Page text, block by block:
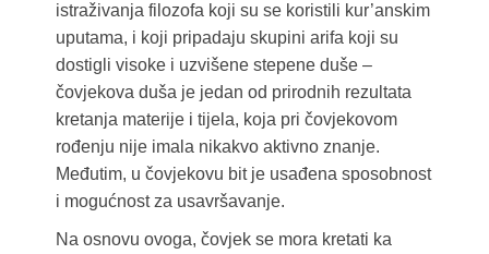
istraživanja filozofa koji su se koristili kur’anskim
uputama, i koji pripadaju skupini arifa koji su
dostigli visoke i uzvišene stepene duše –
čovjekova duša je jedan od prirodnih rezultata
kretanja materije i tijela, koja pri čovjekovom
rođenju nije imala nikakvo aktivno znanje.
Međutim, u čovjekovu bit je usađena sposobnost
i mogućnost za usavršavanje.
Na osnovu ovoga, čovjek se mora kretati ka